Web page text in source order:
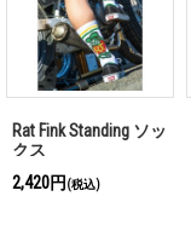
Rat Fink Standing ソッ
クス
2,420円 (税込)